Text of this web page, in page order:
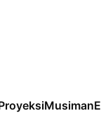
Musiman